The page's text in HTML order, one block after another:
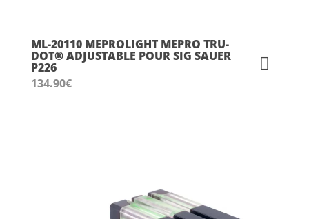
ML-20110 MEPROLIGHT MEPRO TRU-
DOT® ADJUSTABLE POUR SIG SAUER
P226
134.90€